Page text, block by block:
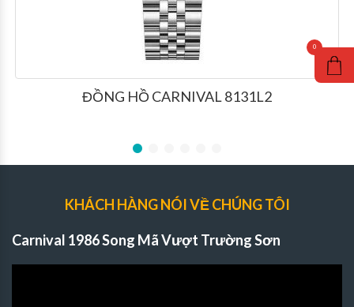
ĐỒNG HỒ CARNIVAL 8131L2
KHÁCH HÀNG NÓI VỀ CHÚNG TÔI
Carnival 1986 Song Mã Vượt Trường Sơn